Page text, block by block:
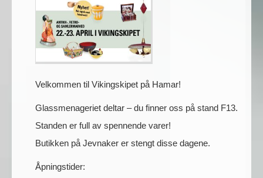
Velkommen til Vikingskipet på Hamar!
Glassmenageriet deltar – du finner oss på stand F13.
Standen er full av spennende varer!
Butikken på Jevnaker er stengt disse dagene.
Åpningstider: